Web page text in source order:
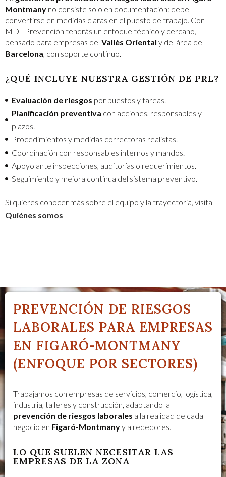
Montmany no consiste solo en documentación: debe
convertirse en medidas claras en el puesto de trabajo. Con
MDT Prevención tendrás un enfoque técnico y cercano,
pensado para empresas del Vallès Oriental y del área de
Barcelona, con soporte continuo.
¿QUÉ INCLUYE NUESTRA GESTIÓN DE PRL?
Evaluación de riesgos por puestos y tareas.
Planificación preventiva con acciones, responsables y
plazos.
Procedimientos y medidas correctoras realistas.
Coordinación con responsables internos y mandos.
Apoyo ante inspecciones, auditorías o requerimientos.
Seguimiento y mejora continua del sistema preventivo.
Si quieres conocer más sobre el equipo y la trayectoria, visita
Quiénes somos
PREVENCIÓN DE RIESGOS
LABORALES PARA EMPRESAS
EN FIGARÓ-MONTMANY
(ENFOQUE POR SECTORES)
Trabajamos con empresas de servicios, comercio, logística,
industria, talleres y construcción, adaptando la
prevención de riesgos laborales a la realidad de cada
negocio en Figaró-Montmanyy alrededores.
LO QUE SUELEN NECESITAR LAS
EMPRESAS DE LA ZONA